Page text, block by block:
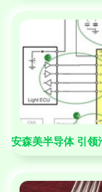
安森美半导体 引